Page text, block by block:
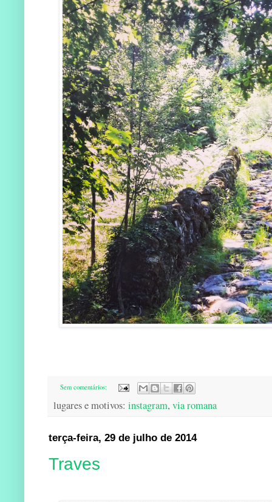
Sem comentários:
lugares e motivos: instagram, via romana
terça-feira, 29 de julho de 2014
Traves